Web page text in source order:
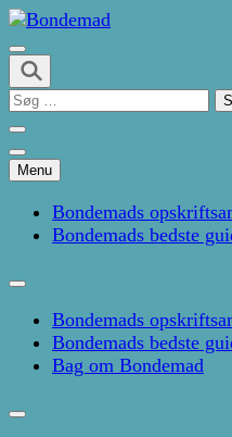
Skip
to
content
(Press
Enter)
Bondemad
Kage- og madblog af
Søg
Menu
Bondemads
Bondemads bedste
Bondemads
Bondemads bedste
Bag om Bondemad